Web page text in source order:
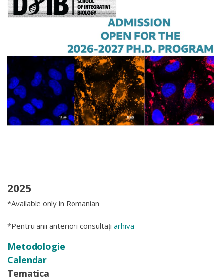
2025
*Available only in Romanian
*Pentru anii anteriori consultați arhiva
Metodologie
Calendar
Tematica